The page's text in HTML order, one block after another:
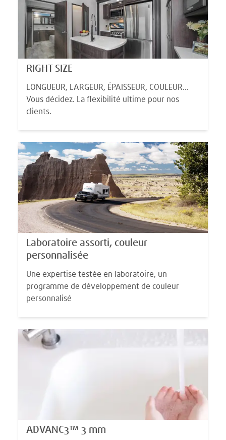
RIGHT SIZE
LONGUEUR, LARGEUR, ÉPAISSEUR, COULEUR...
Vous décidez. La flexibilité ultime pour nos
clients.
Laboratoire assorti, couleur
personnalisée
Une expertise testée en laboratoire, un
programme de développement de couleur
personnalisé
ADVANC3™ 3 mm